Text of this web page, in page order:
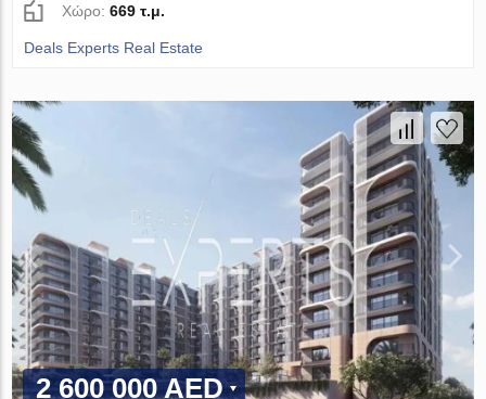
Χώρο:669 τ.μ.
Deals Experts Real Estate
2 600 000 AED